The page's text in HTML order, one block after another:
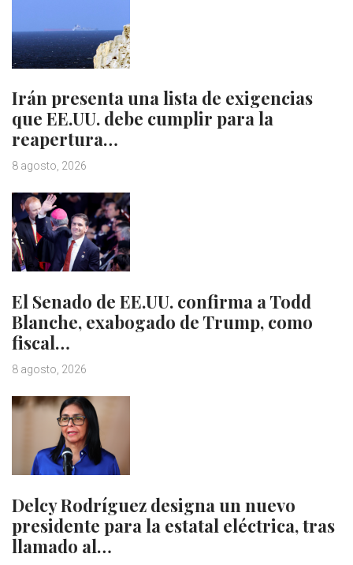
Irán presenta una lista de exigencias
que EE.UU. debe cumplir para la
reapertura…
8 agosto, 2026
El Senado de EE.UU. confirma a Todd
Blanche, exabogado de Trump, como
fiscal…
8 agosto, 2026
Delcy Rodríguez designa un nuevo
presidente para la estatal eléctrica, tras
llamado al…